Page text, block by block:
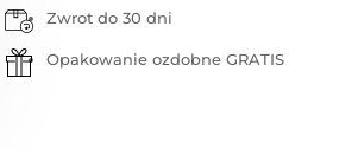
Zwrot do 30 dni
Opakowanie ozdobne GRATIS